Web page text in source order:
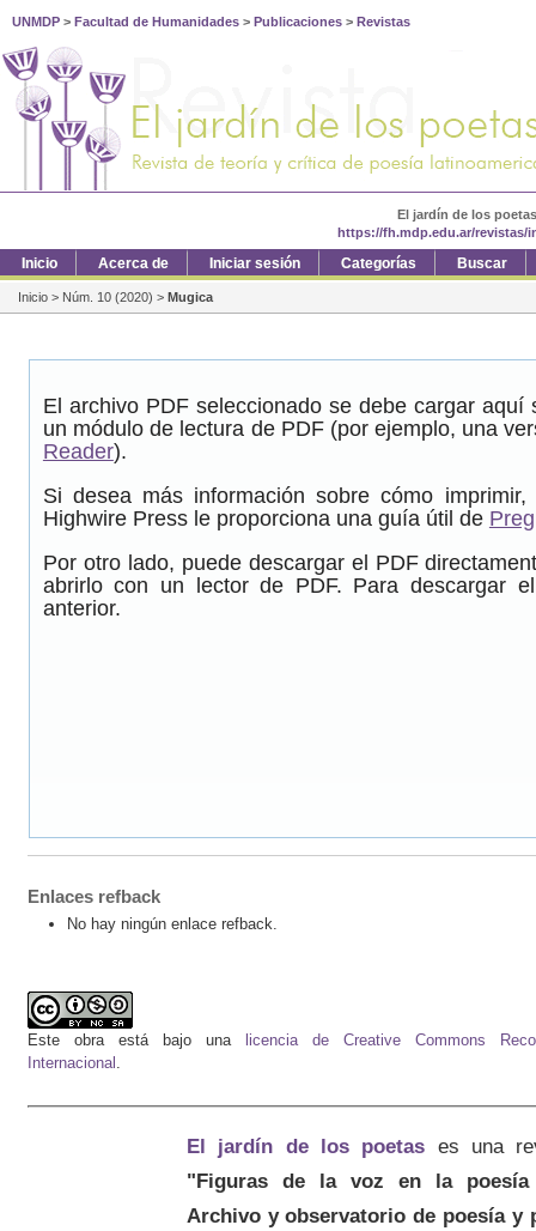
UNMDP > Facultad de Humanidades > Publicaciones > Revistas
El jardín de los
https://fh.mdp.edu.ar/revistas/
Inicio Acerca de Iniciar sesión Categorías Buscar
Inicio > Núm. 10 (2020) > Mugica
El archivo PDF seleccionado se debe cargar
un módulo de lectura de PDF (por ejemplo, una
Reader).
Si desea más información sobre cómo
Highwire Press le proporciona una guía útil de
Por otro lado, puede descargar el PDF
abrirlo con un lector de PDF. Para descargar
anterior.
Enlaces refback
No hay ningún enlace refback.
Este obra está bajo una
licencia de Creative Commons
Internacional .
El jardín de los poetas es una
"Figuras de la voz en la poesía
Archivo y observatorio de poesía y